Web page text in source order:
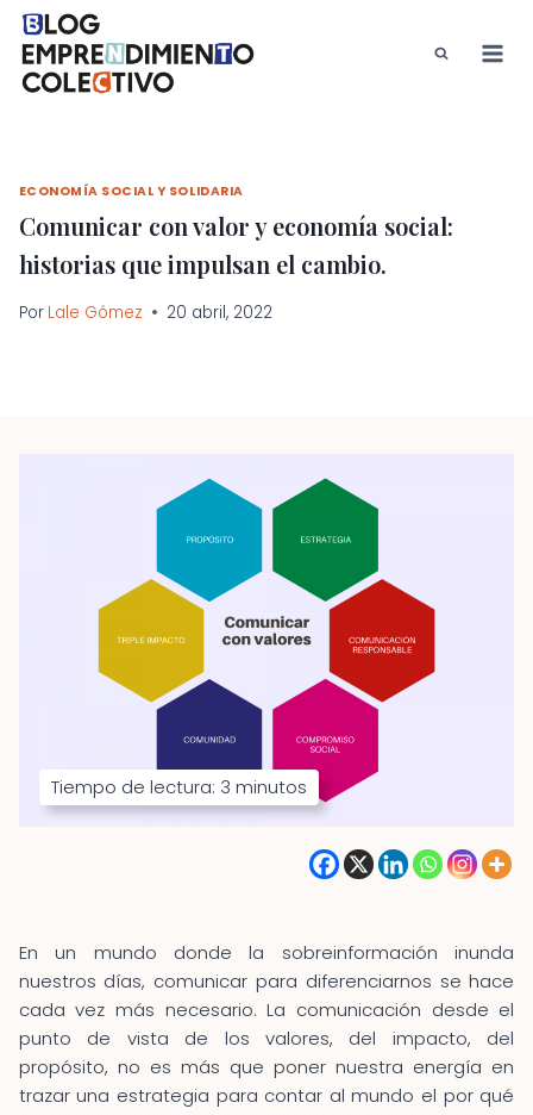
Saltar
contenido
ECONOMÍA SOCIAL Y SOLIDARIA
Comunicar con valor y economía social:
historias que impulsan el cambio.
Por Lale Gómez 20 abril, 2022
Tiempo de lectura: 3 minutos
En un mundo donde la sobreinformación inunda
nuestros días, comunicar para diferenciarnos se hace
cada vez más necesario. La comunicación desde el
punto de vista de los valores, del impacto, del
propósito, no es más que poner nuestra energía en
trazar una estrategia para contar al mundo el por qué